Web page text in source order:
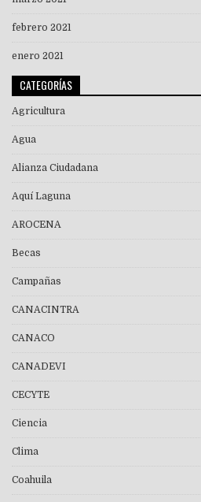
febrero 2021
enero 2021
CATEGORÍAS
Agricultura
Agua
Alianza Ciudadana
Aquí Laguna
AROCENA
Becas
Campañas
CANACINTRA
CANACO
CANADEVI
CECYTE
Ciencia
Clima
Coahuila